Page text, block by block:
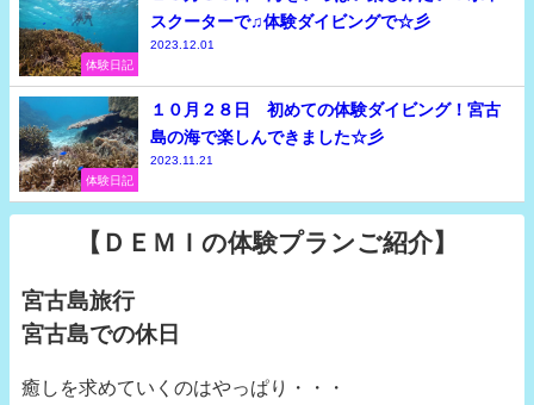
体験日記
スクーターで♫体験ダイビングで☆彡
2023.12.01
体験日記
１０月２８日 初めての体験ダイビング！宮古
島の海で楽しんできました☆彡
2023.11.21
【ＤＥＭＩの体験プランご紹介】
宮古島旅行
宮古島での休日
癒しを求めていくのはやっぱり・・・